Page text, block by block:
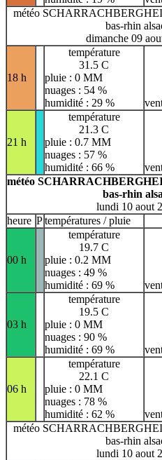
météo
bas-rhin
dimanche 09
18 h
température
31.5 C
pluie : 0 MM
nuages : 54 %
humidité : 29 %
21 h
température
21.3 C
pluie : 0.7 MM
nuages : 57 %
humidité : 66 %
météo
bas-rhin
lundi 10 aout
heure Ptempératures / pluie
00 h
température
19.7 C
pluie : 0.2 MM
nuages : 49 %
humidité : 69 %
03 h
température
19.5 C
pluie : 0 MM
nuages : 90 %
humidité : 69 %
06 h
température
22.1 C
pluie : 0 MM
nuages : 78 %
humidité : 62 %
météo
bas-rhin
lundi 10 aout